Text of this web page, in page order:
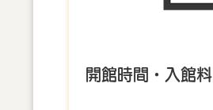
開館時間・入館料